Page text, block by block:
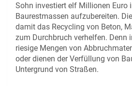
Sohn investiert elf Millionen Euro
Baurestmassen aufzubereiten.
damit das Recycling von Beton,
zum Durchbruch verhelfen. Denn
riesige Mengen von
oder dienen der Verfüllung von
Untergrund von Straßen.